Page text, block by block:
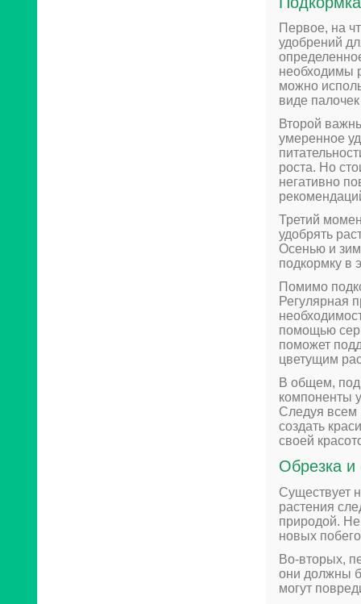
Первое, на
удобрений
необходимы
можно
виде
Второй
умеренное
роста. Но
негативно
Третий
удобрять
Осенью и
подкормку в
Помимо
Регулярная
помощью
поможет
цветущим
В общем,
компоненты
Следуя всем
создать
своей
Обрезка
Существует
растения
природой.
новых
Во-вторых,
они должны
могут